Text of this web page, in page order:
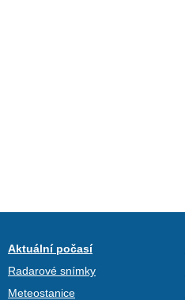
Aktuální počasí
Radarové snímky
Meteostanice